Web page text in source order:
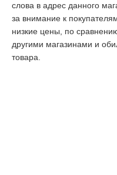
слова в адрес данного
за внимание к
низкие цены, по
другими магазинами и
товара.